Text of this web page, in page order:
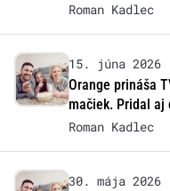
Roman Kadlec
15. júna 2026
Orange prináša
mačiek. Pridal aj
Roman Kadlec
30. mája 2026